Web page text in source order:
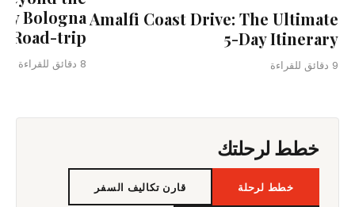
Amalfi Coast Drive: The Ultimate
5-Day Itinerary
9 دقائق للقراءة
Bologna
Road-trip
8 دقائق للقراءة
خطط لرحلتك
خطط لرحلة قارن تكاليف السفر